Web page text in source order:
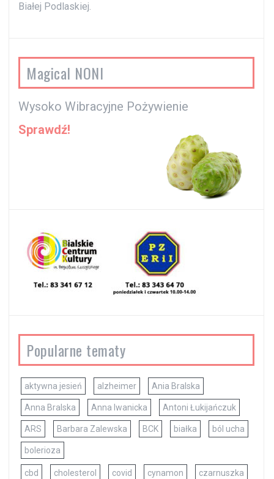
Białej Podlaskiej.
Magical NONI
Wysoko Wibracyjne Pożywienie
Sprawdź!
Popularne tematy
aktywna jesień alzheimer Ania Bralska
Anna Bralska Anna Iwanicka Antoni Łukijańczuk
ARS Barbara Zalewska BCK białka ból ucha
bolerioza
cbd cholesterol covid cynamon czarnuszka